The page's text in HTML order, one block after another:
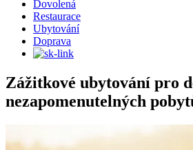
Dovolená
Restaurace
Ubytování
Doprava
Zážitkové ubytování pro
nezapomenutelných